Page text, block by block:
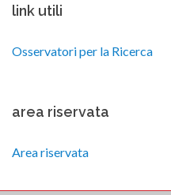
link utili
Osservatori per la Ricerca
area riservata
Area riservata